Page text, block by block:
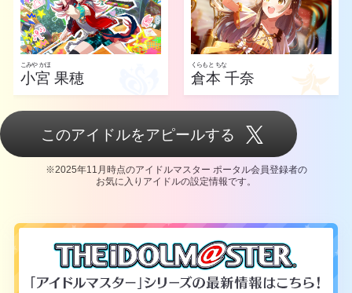
こみや かほ
小宮 果穂
くらもと ちな
倉本 千奈
このアイドルをアピールする
※2025年11月時点のアイドルマスター ポータル会員登録者の
お気に入りアイドルの設定情報です。